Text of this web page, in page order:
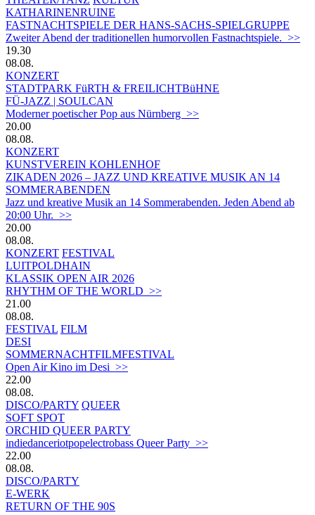
KATHARINENRUINE
FASTNACHTSPIELE DER HANS-SACHS-SPIELGRUPPE
Zweiter Abend der traditionellen humorvollen Fastnachtspiele. >>
19.30
08.08.
KONZERT
STADTPARK FüRTH & FREILICHTBüHNE
FÜ-JAZZ | SOULCAN
Moderner poetischer Pop aus Nürnberg >>
20.00
08.08.
KONZERT
KUNSTVEREIN KOHLENHOF
ZIKADEN 2026 – JAZZ UND KREATIVE MUSIK AN 14
SOMMERABENDEN
Jazz und kreative Musik an 14 Sommerabenden. Jeden Abend ab
20:00 Uhr. >>
20.00
08.08.
KONZERT FESTIVAL
LUITPOLDHAIN
KLASSIK OPEN AIR 2026
RHYTHM OF THE WORLD >>
21.00
08.08.
FESTIVAL FILM
DESI
SOMMERNACHTFILMFESTIVAL
Open Air Kino im Desi >>
22.00
08.08.
DISCO/PARTY QUEER
SOFT SPOT
ORCHID QUEER PARTY
indiedanceriotpopelectrobass Queer Party >>
22.00
08.08.
DISCO/PARTY
E-WERK
RETURN OF THE 90S